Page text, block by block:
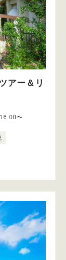
アー＆リ
〜